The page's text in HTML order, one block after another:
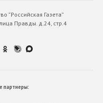
”Российская Газета”
Правды. д.24, стр.4
партнеры: